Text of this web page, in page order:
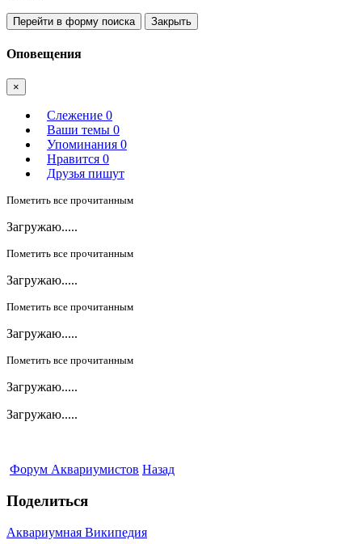
Перейти в форму поиска Закрыть
Оповещения
×
Слежение 0
Ваши темы 0
Упоминания 0
Нравится 0
Друзья пишут
Пометить все прочитанным
Загружаю.....
Пометить все прочитанным
Загружаю.....
Пометить все прочитанным
Загружаю.....
Пометить все прочитанным
Загружаю.....
Загружаю.....
Форум Аквариумистов Назад
Поделиться
Аквариумная Википедия